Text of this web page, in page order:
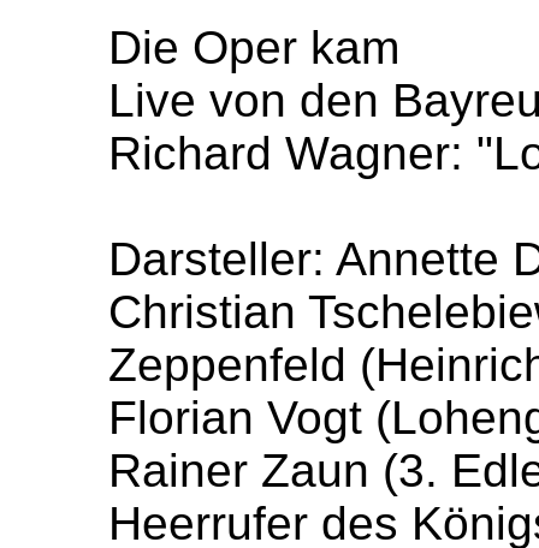
Die Oper kam
Live von den
Richard Wagner:
Darsteller: Annette
Christian
Zeppenfeld
Florian Vogt
Rainer Zaun (3.
Heerrufer des